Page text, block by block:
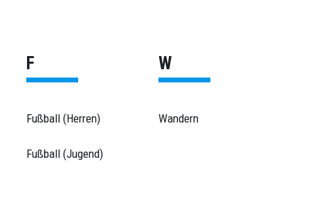
F
Fußball (Herren)
Fußball (Jugend)
W
Wandern